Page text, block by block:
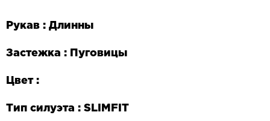
Рукав : Длинны
Застежка : Пуговицы
Цвет :
Тип силуэта : SLIM FIT